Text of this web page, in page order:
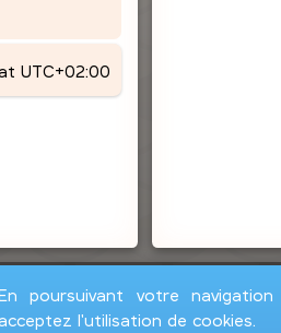
UTC+02:00
poursuivant votre
l'utilisation de cookies.